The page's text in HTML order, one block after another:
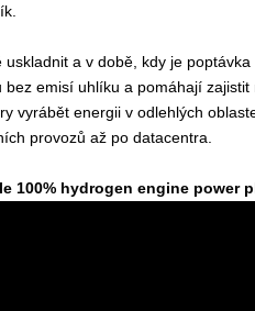
a v době, kdy je
emisí uhlíku a pomáhají
vyrábět energii v odlehlých
provozů až po datacentra.
100% hydrogen engine power